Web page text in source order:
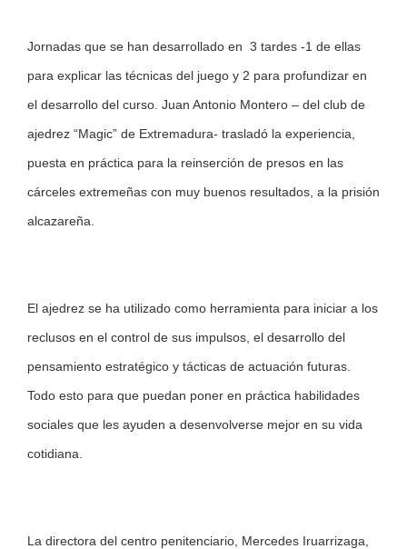
Jornadas que se han desarrollado en 3 tardes -1 de ellas
para explicar las técnicas del juego y 2 para profundizar en
el desarrollo del curso. Juan Antonio Montero – del club de
ajedrez “Magic” de Extremadura- trasladó la experiencia,
puesta en práctica para la reinserción de presos en las
cárceles extremeñas con muy buenos resultados, a la prisión
alcazareña.
El ajedrez se ha utilizado como herramienta para iniciar a los
reclusos en el control de sus impulsos, el desarrollo del
pensamiento estratégico y tácticas de actuación futuras.
Todo esto para que puedan poner en práctica habilidades
sociales que les ayuden a desenvolverse mejor en su vida
cotidiana.
La directora del centro penitenciario, Mercedes Iruarrizaga,